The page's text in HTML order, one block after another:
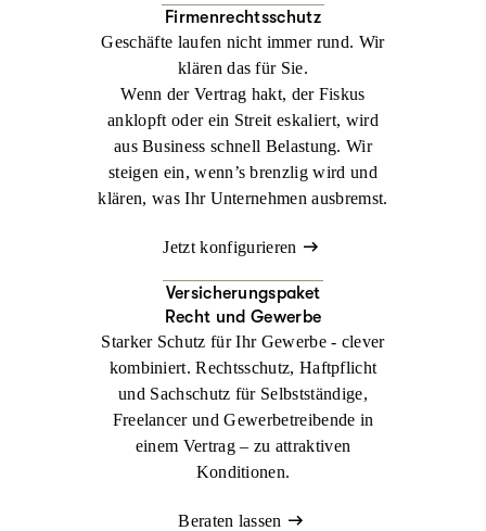
Firmenrechtsschutz
Geschäfte laufen nicht immer rund. Wir
klären das für Sie.
Wenn der Vertrag hakt, der Fiskus
anklopft oder ein Streit eskaliert, wird
aus Business schnell Belastung. Wir
steigen ein, wenn’s brenzlig wird und
klären, was Ihr Unternehmen ausbremst.
Jetzt konfigurieren
Versicherungspaket
Recht und Gewerbe
Starker Schutz für Ihr Gewerbe - clever
kombiniert. Rechtsschutz, Haftpflicht
und Sachschutz für Selbstständige,
Freelancer und Gewerbetreibende in
einem Vertrag – zu attraktiven
Konditionen.
Beraten lassen